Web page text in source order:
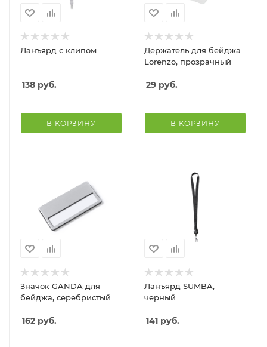
Ланъярд с клипом
138 руб.
В КОРЗИНУ
Держатель для бейджа
Lorenzo, прозрачный
29 руб.
В КОРЗИНУ
Значок GANDA для
бейджа, серебристый
162 руб.
Ланъярд SUMBA,
черный
141 руб.